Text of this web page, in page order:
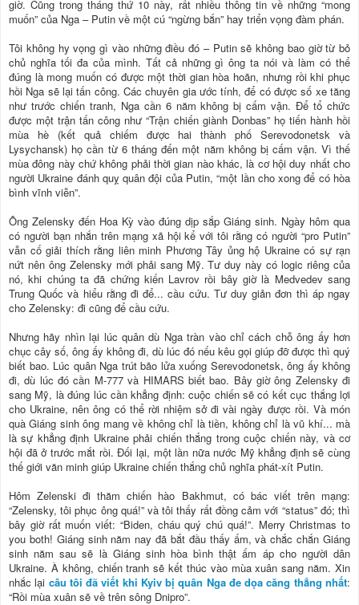
giờ. Cũng trong tháng thứ 10 này, rất nhiều thông tin về những “mong
muốn” của Nga – Putin về một cú “ngừng bắn” hay triển vọng đàm phán.
Tôi không hy vọng gì vào những điều đó – Putin sẽ không bao giờ từ bỏ
chủ nghĩa tối đa của mình. Tất cả những gì ông ta nói và làm có thể
đúng là mong muốn có được một thời gian hòa hoãn, nhưng rồi khi phục
hồi Nga sẽ lại tấn công. Các chuyên gia ước tính, để có được số xe tăng
như trước chiến tranh, Nga cần 6 năm không bị cấm vận. Để tổ chức
được một trận tấn công như “Trận chiến giành Donbas” họ tiến hành hồi
mùa hè (kết quả chiếm được hai thành phố Serevodonetsk và
Lysychansk) họ cần từ 6 tháng đến một năm không bị cấm vận. Vì thế
mùa đông này chứ không phải thời gian nào khác, là cơ hội duy nhất cho
người Ukraine đánh quỵ quân đội của Putin, “một lần cho xong để có hòa
bình vĩnh viễn”.
Ông Zelensky đến Hoa Kỳ vào đúng dịp sắp Giáng sinh. Ngày hôm qua
có người bạn nhắn trên mạng xã hội kể với tôi rằng có người “pro Putin”
vẫn cố giải thích rằng liên minh Phương Tây ủng hộ Ukraine có sự rạn
nứt nên ông Zelensky mới phải sang Mỹ. Tư duy này có logic riêng của
nó, khi chúng ta đã chứng kiến Lavrov rồi bây giờ là Medvedev sang
Trung Quốc và hiểu rằng đi để... cầu cứu. Tư duy giản đơn thì áp ngay
cho Zelensky: đi cũng để cầu cứu.
Nhưng hãy nhìn lại lúc quân dù Nga tràn vào chỉ cách chỗ ông ấy hơn
chục cây số, ông ấy không đi, dù lúc đó nếu kêu gọi giúp đỡ được thì quý
biết bao. Lúc quân Nga trút bão lửa xuống Serevodonetsk, ông ấy không
đi, dù lúc đó cần M-777 và HIMARS biết bao. Bây giờ ông Zelensky đi
sang Mỹ, là đúng lúc cần khẳng định: cuộc chiến sẽ có kết cục thắng lợi
cho Ukraine, nên ông có thể rời nhiệm sở đi vài ngày được rồi. Và món
quà Giáng sinh ông mang về không chỉ là tiền, không chỉ là vũ khí... mà
là sự khẳng định Ukraine phải chiến thắng trong cuộc chiến này, và cơ
hội đã ở trước mắt rồi. Đối lại, một lần nữa nước Mỹ khẳng định sẽ cùng
thế giới văn minh giúp Ukraine chiến thắng chủ nghĩa phát-xít Putin.
Hôm Zelenski đi thăm chiến hào Bakhmut, có bác viết trên mạng:
“Zelensky, tôi phục ông quá!” và tôi thấy rất đồng cảm với “status” đó; thì
bây giờ rất muốn viết: “Biden, cháu quý chú quá!”. Merry Christmas to
you both! Giáng sinh năm nay đã bắt đầu thấy ấm, và chắc chắn Giáng
sinh năm sau sẽ là Giáng sinh hòa bình thật ấm áp cho người dân
Ukraine. À không, chiến tranh sẽ kết thúc vào mùa xuân sang năm. Xin
nhắc lại câu tôi đã viết khi Kyiv bị quân Nga đe dọa căng thẳng nhất:
“Rồi mùa xuân sẽ về trên sông Dnipro”.